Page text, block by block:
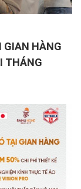
GIAN HÀNG
THÁNG